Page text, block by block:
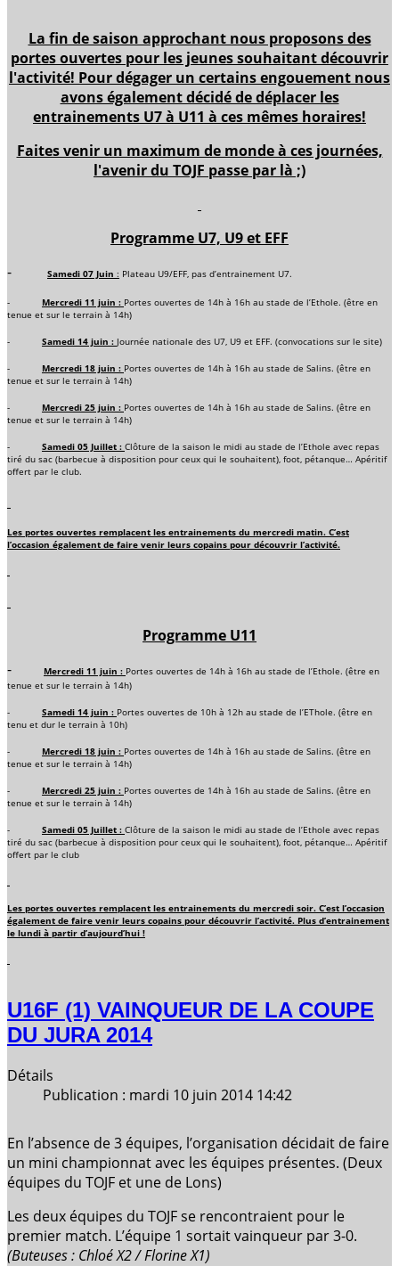
La fin de saison approchant nous proposons des
portes ouvertes pour les jeunes souhaitant découvrir
l'activité! Pour dégager un certains engouement nous
avons également décidé de déplacer les
entrainements U7 à U11 à ces mêmes horaires!
Faites venir un maximum de monde à ces journées,
l'avenir du TOJF passe par là ;)
Programme U7, U9 et EFF
-
Samedi 07 Juin : Plateau U9/EFF, pas d’entrainement U7.
- Mercredi 11 juin : Portes ouvertes de 14h à 16h au stade de l’Ethole. (être en
tenue et sur le terrain à 14h)
- Samedi 14 juin : Journée nationale des U7, U9 et EFF. (convocations sur le site)
- Mercredi 18 juin : Portes ouvertes de 14h à 16h au stade de Salins. (être en
tenue et sur le terrain à 14h)
- Mercredi 25 juin : Portes ouvertes de 14h à 16h au stade de Salins. (être en
tenue et sur le terrain à 14h)
- Samedi 05 Juillet : Clôture de la saison le midi au stade de l’Ethole avec repas
tiré du sac (barbecue à disposition pour ceux qui le souhaitent), foot, pétanque… Apéritif
offert par le club.
Les portes ouvertes remplacent les entrainements du mercredi matin. C’est
l’occasion également de faire venir leurs copains pour découvrir l’activité.
Programme U11
-
Mercredi 11 juin : Portes ouvertes de 14h à 16h au stade de l’Ethole. (être en
tenue et sur le terrain à 14h)
- Samedi 14 juin : Portes ouvertes de 10h à 12h au stade de l’EThole. (être en
tenu et dur le terrain à 10h)
- Mercredi 18 juin : Portes ouvertes de 14h à 16h au stade de Salins. (être en
tenue et sur le terrain à 14h)
- Mercredi 25 juin : Portes ouvertes de 14h à 16h au stade de Salins. (être en
tenue et sur le terrain à 14h)
- Samedi 05 Juillet : Clôture de la saison le midi au stade de l’Ethole avec repas
tiré du sac (barbecue à disposition pour ceux qui le souhaitent), foot, pétanque… Apéritif
offert par le club
Les portes ouvertes remplacent les entrainements du mercredi soir. C’est l’occasion
également de faire venir leurs copains pour découvrir l’activité. Plus d’entrainement
le lundi à partir d’aujourd’hui !
U16F (1) VAINQUEUR DE LA COUPE
DU JURA 2014
Détails
Publication : mardi 10 juin 2014 14:42
En l’absence de 3 équipes, l’organisation décidait de faire
un mini championnat avec les équipes présentes. (Deux
équipes du TOJF et une de Lons)
Les deux équipes du TOJF se rencontraient pour le
premier match. L’équipe 1 sortait vainqueur par 3-0.
(Buteuses : Chloé X2 / Florine X1)